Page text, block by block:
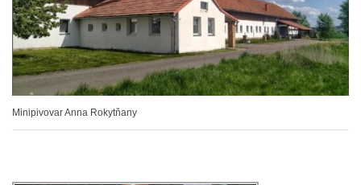
Minipivovar Anna Rokytňany